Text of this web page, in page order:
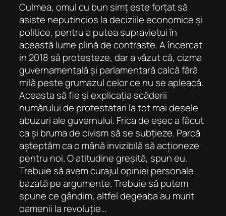
Culmea, omul cu bun simț este forțat să
asiste neputincios la deciziile economice și
politice, pentru a putea supraviețui în
această lume plină de contraste. A încercat
in 2018 să protesteze, dar a văzut că, cizma
guvernamentală și parlamentară calcă fără
milă peste grumazul celor ce nu se apleacă.
Aceasta să fie și explicația scăderii
numărului de protestatari la tot mai desele
abuzuri ale guvernului. Frica de eșec a făcut
ca și bruma de civism să se subțieze. Parcă
așteptăm ca o mână invizibilă să acționeze
pentru noi. O atitudine greșită, spun eu.
Trebuie să avem curajul opiniei personale
bazată pe argumente. Trebuie să putem
spune ce gândim, altfel degeaba au murit
oamenii la revoluție…